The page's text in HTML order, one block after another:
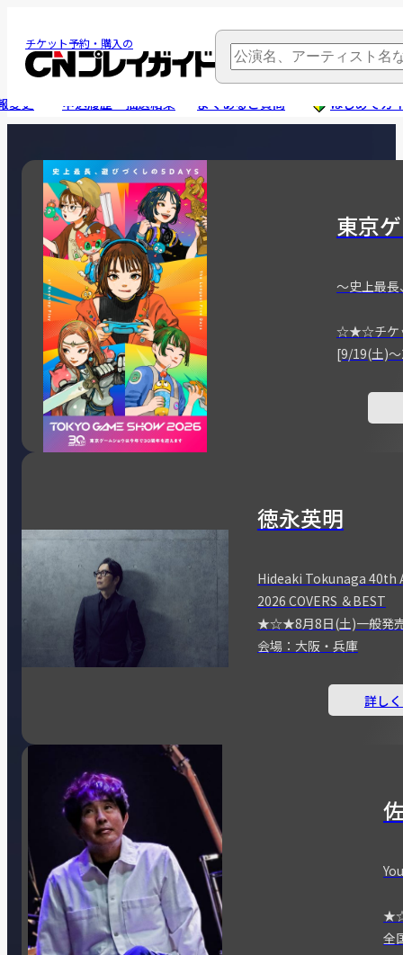
チケット予約・購入の
変更 申込履歴・抽選結果 よくあるご質問 はじめてガ
東京
～史上最長
☆★☆チケ
[9/19(土)
徳永英明
Hideaki Tokunaga 40th
2026 COVERS ＆BEST
★☆★8月8日(土)一般
会場：大阪・兵庫
詳し
全